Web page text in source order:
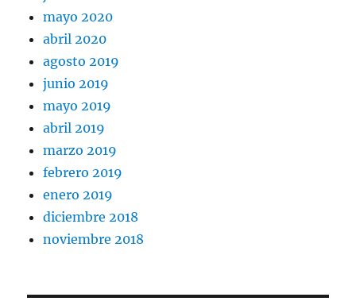
mayo 2020
abril 2020
agosto 2019
junio 2019
mayo 2019
abril 2019
marzo 2019
febrero 2019
enero 2019
diciembre 2018
noviembre 2018